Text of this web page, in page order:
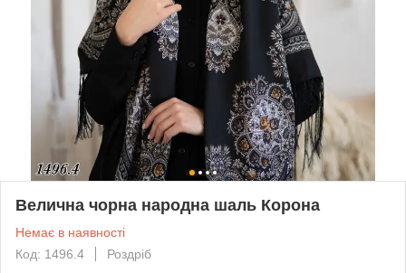
Велична чорна народна шаль Корона
Немає в наявності
Код: 1496.4
Роздріб